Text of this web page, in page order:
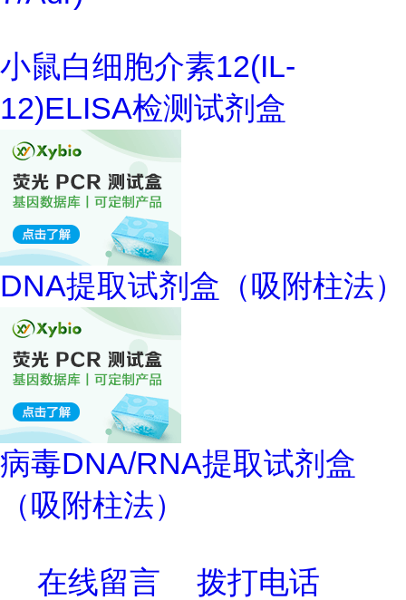
小鼠白细胞介素12(IL-
12)ELISA检测试剂盒
DNA提取试剂盒（吸附柱法）
病毒DNA/RNA提取试剂盒
（吸附柱法）
在线留言 拨打电话